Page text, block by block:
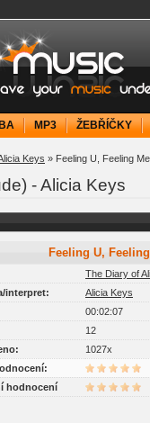
music under
MP3 ŽEBŘÍČKY
Keys » Feeling U, Feeling
- Alicia Keys
Feeling U,
The Diary of
interpret:
Alicia Keys
00:02:07
12
1027x
hodnocení